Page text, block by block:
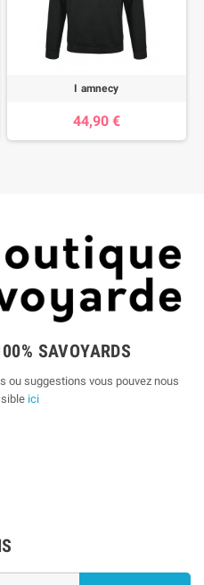
I amnecy
44,90 €
SAVOYARDS
ou suggestions vous pouvez nous
ici